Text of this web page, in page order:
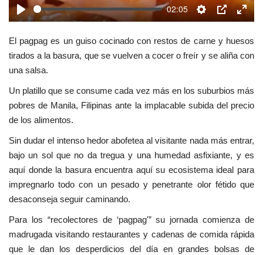
Play
02:05
Settings
PIP
Enter
El pagpag es un guiso cocinado con restos de carne y huesos
tirados a la basura, que se vuelven a cocer o freír y se aliña con
una salsa.
Un platillo que se consume cada vez más en los suburbios más
pobres de Manila, Filipinas ante la implacable subida del precio
de los alimentos.
Sin dudar el intenso hedor abofetea al visitante nada más entrar,
bajo un sol que no da tregua y una humedad asfixiante, y es
aquí donde la basuraencuentra aquí su ecosistema ideal para
impregnarlo todo con un pesado y penetrante olor fétido que
desaconseja seguir caminando.
Para los “recolectores de ‘pagpag'” su jornada comienza de
madrugada visitando restaurantes y cadenas de comida rápida
que le dan los desperdicios del día en grandes bolsas de